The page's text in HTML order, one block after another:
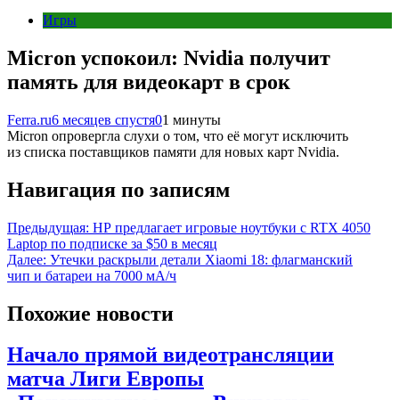
Игры
Micron успокоил: Nvidia получит
память для видеокарт в срок
Ferra.ru6 месяцев спустя01 минуты
Micron опровергла слухи о том, что её могут исключить
из списка поставщиков памяти для новых карт Nvidia.
Навигация по записям
Предыдущая: HP предлагает игровые ноутбуки с RTX 4050
Laptop по подписке за $50 в месяц
Далее: Утечки раскрыли детали Xiaomi 18: флагманский
чип и батареи на 7000 мА/ч
Похожие новости
Начало прямой видеотрансляции
матча Лиги Европы